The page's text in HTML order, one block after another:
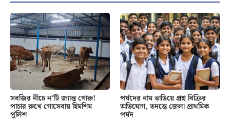
সবজির নীচে ন’টি জ্যান্ত গোরু!
পাচার রুখে গোসেবায় হিমশিম
পুলিশ
পর্ষদের নাম ভাঙিয়ে প্রশ্ন বিক্রির
অভিযোগ, তদন্তে জেলা প্রাথমিক
পর্ষদ